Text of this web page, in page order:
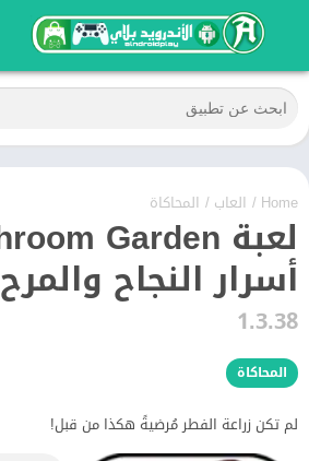
Home
/ العاب / المحاكاة
أسرار النجاح والمرح
1.3.38
المحاكاة
لم تكن زراعة الفطر مُرضيةً هكذا من قبل!